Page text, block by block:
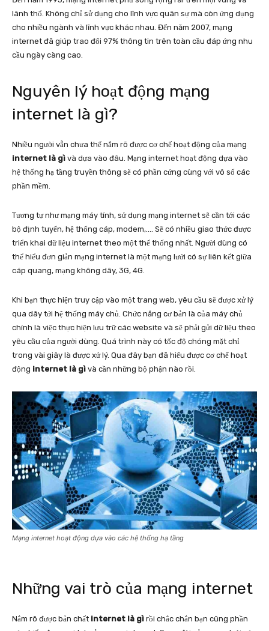
lãnh thổ. Không chỉ sử dụng cho lĩnh vực quân sự mà còn ứng dụng
cho nhiều ngành và lĩnh vực khác nhau. Đến năm 2007, mạng
internet đã giúp trao đổi 97% thông tin trên toàn cầu đáp ứng nhu
cầu ngày càng cao.
Nguyên lý hoạt động mạng
internet là gì?
Nhiều người vẫn chưa thể nắm rõ được cơ chế hoạt động của mạng
internet là gì và dựa vào đâu. Mạng internet hoạt động dựa vào
hệ thống hạ tầng truyền thông sẽ có phần cứng cùng với vô số các
phần mềm.
Tương tự như mạng máy tính, sử dụng mạng internet sẽ cần tới các
bộ định tuyến, hệ thống cáp, modem,…. Sẽ có nhiều giao thức được
triển khai dữ liệu internet theo một thể thống nhất. Người dùng có
thể hiểu đơn giản mạng internet là một mạng lưới có sự liên kết giữa
cáp quang, mạng không dây, 3G, 4G.
Khi bạn thực hiện truy cập vào một trang web, yêu cầu sẽ được xử lý
qua dây tới hệ thống máy chủ. Chức năng cơ bản là của máy chủ
chính là việc thực hiện lưu trữ các website và sẽ phải gửi dữ liệu theo
yêu cầu của người dùng. Quá trình này có tốc độ chóng mặt chỉ
trong vài giây là được xử lý. Qua đây bạn đã hiểu được cơ chế hoạt
động internet là gì và cần những bộ phận nào rồi.
Mạng internet hoạt động dựa vào các hệ thống hạ tầng
Những vai trò của mạng internet
Nắm rõ được bản chất internet là gì rồi chắc chắn bạn cũng phần